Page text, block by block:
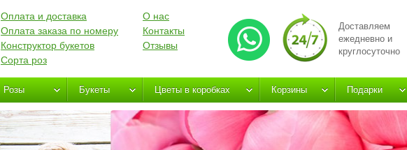
Доставляем
ежедневно и
круглосуточно
Оплата и доставка
Оплата заказа по номеру
Конструктор букетов
Сорта роз
О нас
Контакты
Отзывы
Розы Букеты Цветы в коробках Корзины Подарки